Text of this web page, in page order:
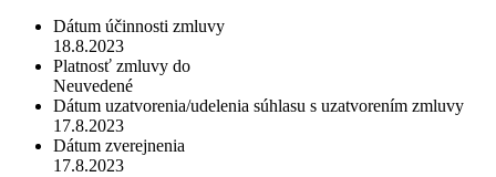
Dátum účinnosti zmluvy
18.8.2023
Platnosť zmluvy do
Neuvedené
Dátum uzatvorenia/udelenia súhlasu s uzatvorením zmluvy
17.8.2023
Dátum zverejnenia
17.8.2023